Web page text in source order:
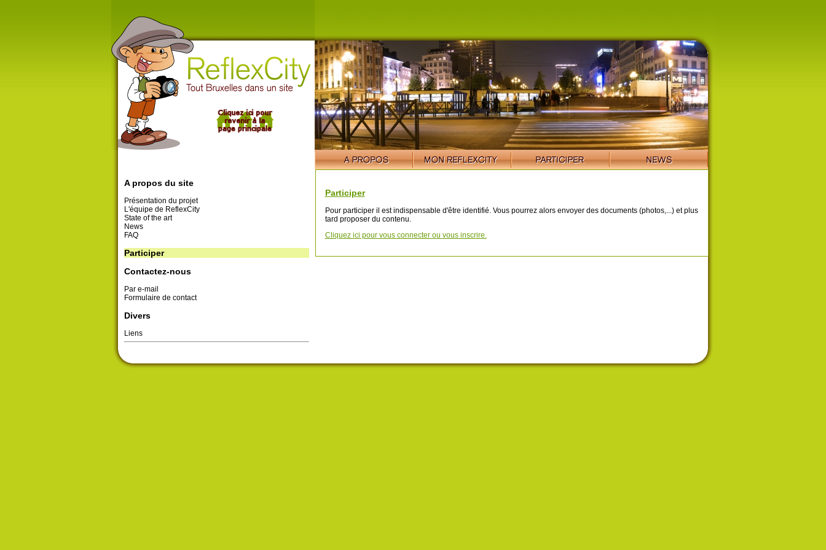
A propos du site
Présentation du projet
L'équipe de ReflexCity
State of the art
News
FAQ
Participer
Contactez-nous
Par e-mail
Formulaire de contact
Divers
Liens
Participer
Pour participer il est indispensable d'être identifié. Vous pourrez alors envoyer des documents (photos,...) et plus
tard proposer du contenu.
Cliquez ici pour vous connecter ou vous inscrire.